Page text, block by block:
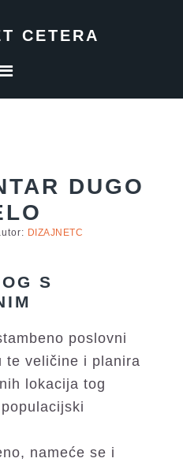
CETERA
DUGO
DIZAJNETC
S
poslovni
te veličine i planira
lokacija tog
nameće se i